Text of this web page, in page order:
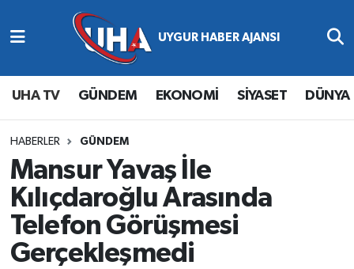
UHA TV GÜNDEM EKONOMİ SİYASET DÜNYA
HABERLER GÜNDEM
Mansur Yavaş İle
Kılıçdaroğlu Arasında
Telefon Görüşmesi
Gerçekleşmedi
Abone Ol
Gündem
Ekonomi
Magazin
Siyaset
Spor
Nöbetçi Eczaneler
Hava Durumu
Namaz Vakitleri
Trafik Durumu
Süper Lig Puan Durumu ve Fikstür
Tüm Manşetler